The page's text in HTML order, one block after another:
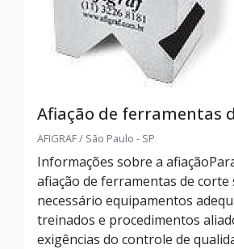
Afiação de ferramentas
AFIGRAF / São Paulo - SP
Informações sobre a
afiação de ferramentas de corte
necessário equipamentos
treinados e procedimentos
exigências do controle de